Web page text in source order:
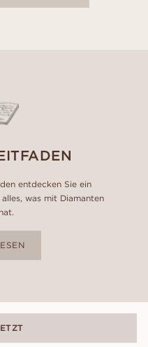
entdecken Sie ein
was mit Diamanten